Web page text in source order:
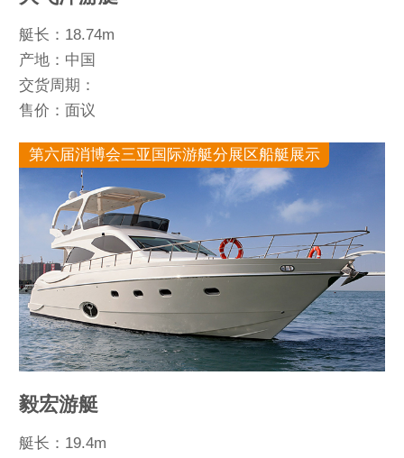
艇长：18.74m
产地：中国
交货周期：
售价：面议
第六届消博会三亚国际游艇分展区船艇展示
毅宏游艇
艇长：19.4m